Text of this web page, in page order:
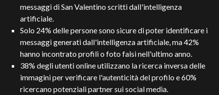
messaggi di San Valentino scritti dall'intelligenza
artificiale.
Solo 24% delle persone sono sicure di poter identificare i
messaggi generati dall'intelligenza artificiale, ma 42%
hanno incontrato profili o foto falsi nell'ultimo anno.
38% degli utenti online utilizzano la ricerca inversa delle
immagini per verificare l'autenticità del profilo e 60%
ricercano potenziali partner sui social media.